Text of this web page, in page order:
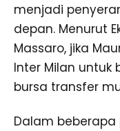
menjadi
depan. Menurut
Massaro, jika
Inter Milan untuk
bursa transfer
Dalam beberapa